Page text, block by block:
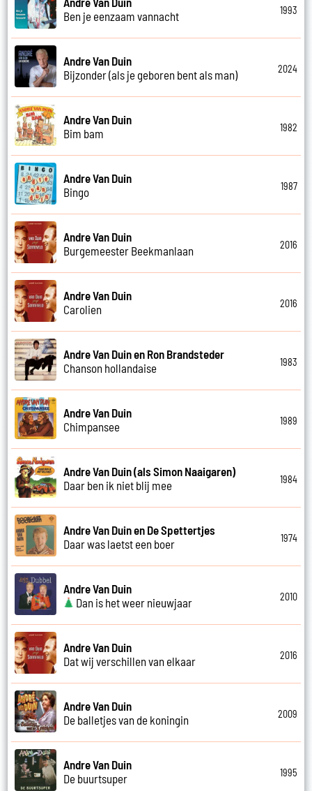
Ben je eenzaam vannacht
1993
Andre Van Duin
Bijzonder (als je geboren bent als man)
2024
Andre Van Duin
Bim bam
1982
Andre Van Duin
Bingo
1987
Andre Van Duin
Burgemeester Beekmanlaan
2016
Andre Van Duin
Carolien
2016
Andre Van Duin en Ron Brandsteder
Chanson hollandaise
1983
Andre Van Duin
Chimpansee
1989
Andre Van Duin (als Simon Naaigaren)
Daar ben ik niet blij mee
1984
Andre Van Duin en De Spettertjes
Daar was laetst een boer
1974
Andre Van Duin
Dan is het weer nieuwjaar
2010
Andre Van Duin
Dat wij verschillen van elkaar
2016
Andre Van Duin
De balletjes van de koningin
2009
Andre Van Duin
De buurtsuper
1995